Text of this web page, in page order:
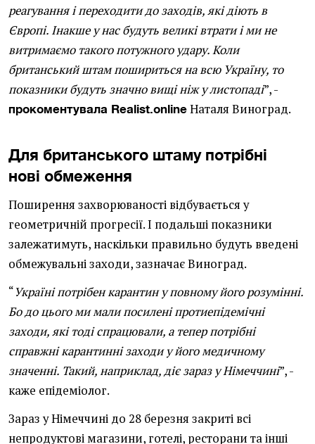
реагування і переходити до заходів, які діють в
Європі. Інакше у нас будуть великі втрати і ми не
витримаємо такого потужного удару. Коли
британський штам пошириться на всю Україну, то
показники будуть значно вищі ніж у листопаді”, -
прокоментувала Realist.online Наталя Виноград.
Для британського штаму потрібні
нові обмеження
Поширення захворюваності відбувається у
геометричній прогресії. І подальші показники
залежатимуть, наскільки правильно будуть введені
обмежувальні заходи, зазначає Виноград.
“Україні потрібен карантин у повному його розумінні.
Бо до цього ми мали посилені протиепідемічні
заходи, які тоді спрацювали, а тепер потрібні
справжні карантинні заходи у його медичному
значенні. Такий, наприклад, діє зараз у Німеччині”, -
каже епідеміолог.
Зараз у Німеччині до 28 березня закриті всі
непродуктові магазини, готелі, ресторани та інші